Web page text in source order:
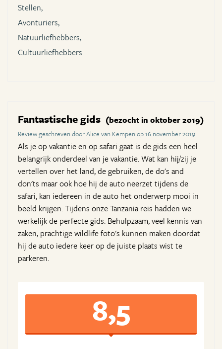
Stellen,
Avonturiers,
Natuurliefhebbers,
Cultuurliefhebbers
Fantastische gids (bezocht in oktober 2019)
Review geschreven door Alice van Kempen op 16 november 2019
Als je op vakantie en op safari gaat is de gids een heel
belangrijk onderdeel van je vakantie. Wat kan hij/zij je
vertellen over het land, de gebruiken, de do's and
don'ts maar ook hoe hij de auto neerzet tijdens de
safari, kan iedereen in de auto het onderwerp mooi in
beeld krijgen. Tijdens onze Tanzania reis hadden we
werkelijk de perfecte gids. Behulpzaam, veel kennis van
zaken, prachtige wildlife foto's kunnen maken doordat
hij de auto iedere keer op de juiste plaats wist te
parkeren.
8,5